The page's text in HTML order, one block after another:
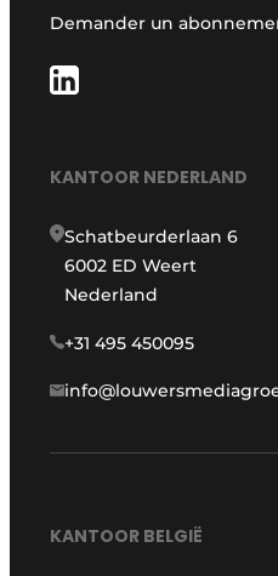
Demander un
KANTOOR NEDERLAND
Schatbeurderlaan 6
6002 ED Weert
Nederland
+31 495 450095
KANTOOR BELGIË